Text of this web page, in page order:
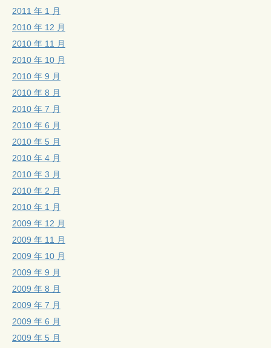
2011 年 1 月
2010 年 12 月
2010 年 11 月
2010 年 10 月
2010 年 9 月
2010 年 8 月
2010 年 7 月
2010 年 6 月
2010 年 5 月
2010 年 4 月
2010 年 3 月
2010 年 2 月
2010 年 1 月
2009 年 12 月
2009 年 11 月
2009 年 10 月
2009 年 9 月
2009 年 8 月
2009 年 7 月
2009 年 6 月
2009 年 5 月